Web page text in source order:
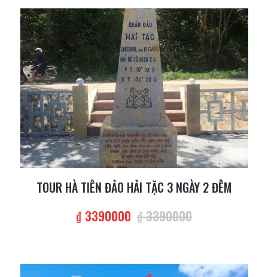
TOUR HÀ TIÊN ĐẢO HẢI TẶC 3 NGÀY 2 ĐÊM
₫ 3390000 ₫ 3390000